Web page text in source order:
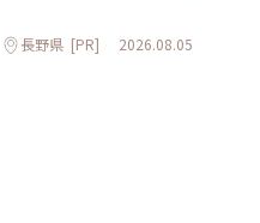
長野県 [PR] 2026.08.05